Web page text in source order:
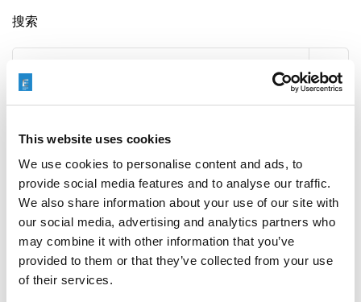
This website uses cookies
We use cookies to personalise content and ads, to
provide social media features and to analyse our traffic.
We also share information about your use of our site with
our social media, advertising and analytics partners who
may combine it with other information that you’ve
provided to them or that they’ve collected from your use
of their services.
搜索
for:
EXTRUDE HONE 如何重新定义一级方程式赛车的性能极
限